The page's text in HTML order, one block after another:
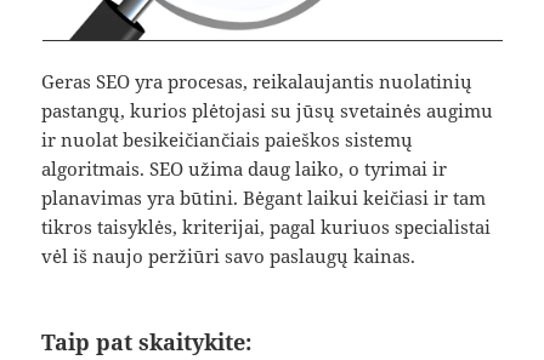
Geras SEO yra procesas, reikalaujantis nuolatinių
pastangų, kurios plėtojasi su jūsų svetainės augimu
ir nuolat besikeičiančiais paieškos sistemų
algoritmais. SEO užima daug laiko, o tyrimai ir
planavimas yra būtini. Bėgant laikui keičiasi ir tam
tikros taisyklės, kriterijai, pagal kuriuos specialistai
vėl iš naujo peržiūri savo paslaugų kainas.
Taip pat skaitykite: